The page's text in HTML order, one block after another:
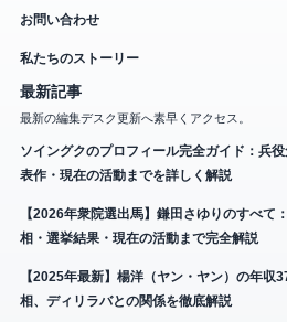
お問い合わせ
私たちのストーリー
最新記事
最新の編集デスク更新へ素早くアクセス。
ソイングクのプロフィール完全ガイド：兵
表作・現在の活動までを詳しく解説
【2026年衆院選出馬】鎌田さゆりのすべて
相・選挙結果・現在の活動まで完全解説
【2025年最新】楊洋（ヤン・ヤン）の年収
相、ディリラバとの関係を徹底解説